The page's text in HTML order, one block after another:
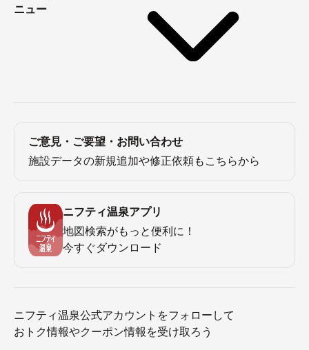
ニュー
ご意見・ご要望・お問い合わせ
施設データの新規追加や修正依頼もこちらから
ニフティ温泉アプリ
地図検索がもっと便利に！
今すぐダウンロード
ニフティ温泉公式アカウントをフォローして
おトク情報やクーポン情報を受け取ろう